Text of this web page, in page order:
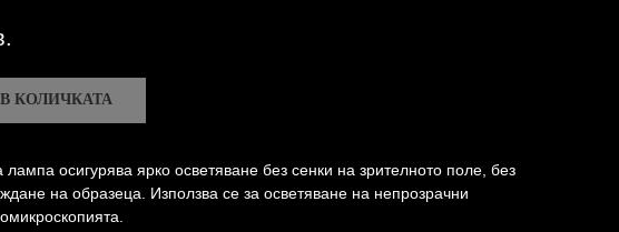
КОЛИЧКАТА
лампа осигурява ярко осветяване без сенки на зрителното поле, без
на образеца. Използва се за осветяване на непрозрачни